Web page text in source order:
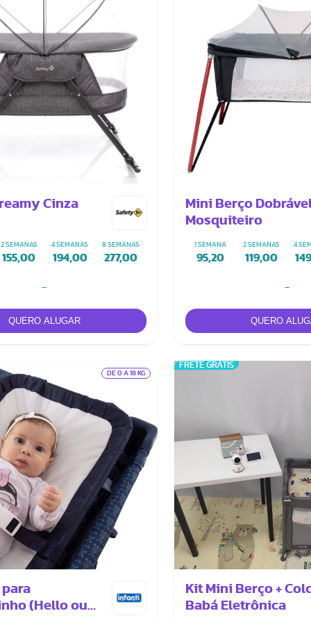
Cinza
2 SEMANAS
155,00
4 SEMANAS
194,00
8 SEMANAS
277,00
-
Mini Berço
Mosquiteiro
1 SEMANA
95,20
2 SEMANAS
119,00
4
-
DE 0 A 18 KG
(Hello ou
FRETE GRÁTIS
Kit Mini Berço +
Babá Eletrônica